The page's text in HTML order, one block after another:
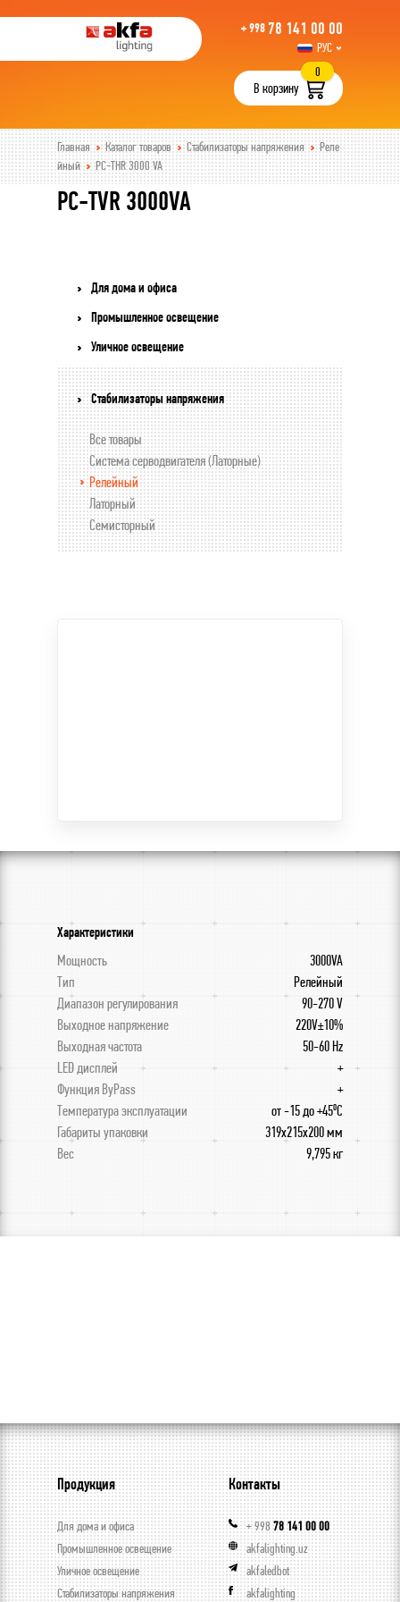
+ 998 78 141 00 00
РУС
UZB
В корзину
0
Главная Каталог товаров Стабилизаторы напряжения
Реле
йный
PC-THR 3000 VA
PC-TVR 3000VA
Для дома и офиса
Промышленное освещение
Уличное освещение
Стабилизаторы напряжения
Все товары
Система серводвигателя (Латорные)
Релейный
Латорный
Семисторный
Характеристики
Мощность
3000VA
Тип
Релейный
Диапазон регулирования
90-270 V
Выходное напряжение
220V±10%
Выходная частота
50-60 Hz
LED дисплей
+
Функция ByPass
+
Температура эксплуатации
от -15 до +45⁰С
Габариты упаковки
319х215х200 мм
Вес
9,795 кг
Продукция
Для дома и офиса
Промышленное освещение
Уличное освещение
Стабилизаторы напряжения
Контакты
+ 99878 141 00 00
akfalighting.uz
akfaledbot
akfalighting